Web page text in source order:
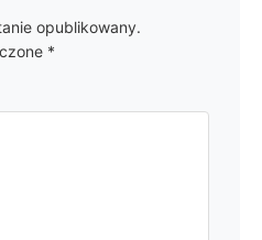
opublikowany.
*